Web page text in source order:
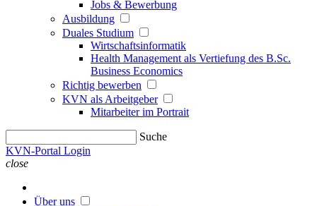
Jobs & Bewerbung
Ausbildung
Duales Studium
Wirtschaftsinformatik
Health Management als Vertiefung des B.Sc.
Business Economics
Richtig bewerben
KVN als Arbeitgeber
Mitarbeiter im Portrait
Suche
KVN-Portal Login
close
Über uns